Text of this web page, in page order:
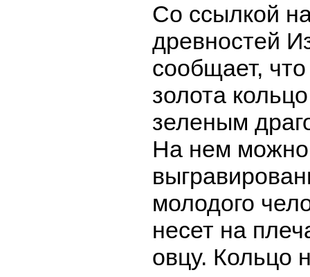
Со ссылкой
древностей
сообщает,
золота
зеленым
На нем можно
молодого
несет на
овцу. Кольцо